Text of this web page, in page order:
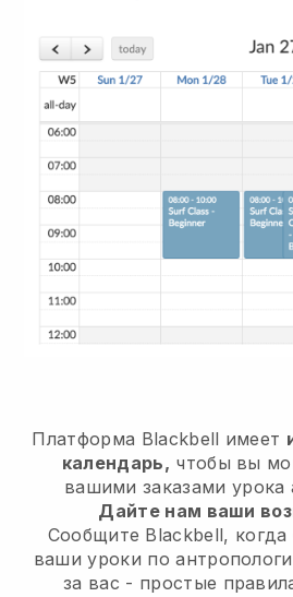
Платформа Blackbell имеет
календарь, чтобы вы
вашими заказами урока
Дайте нам ваши
Сообщите Blackbell, когда
ваши уроки по
за вас - простые